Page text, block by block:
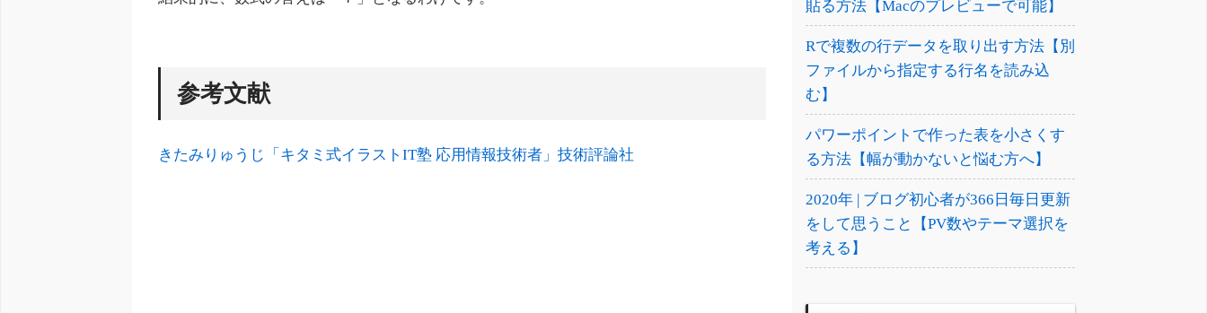
参考文献
きたみりゅうじ「キタミ式イラストIT塾 応用情報技術者」技術評論社
貼る方法【Macのプレビューで可能】
Rで複数の行データを取り出す方法【別
ファイルから指定する行名を読み込
む】
パワーポイントで作った表を小さくす
る方法【幅が動かないと悩む方へ】
2020年 | ブログ初心者が366日毎日更新
をして思うこと【PV数やテーマ選択を
考える】